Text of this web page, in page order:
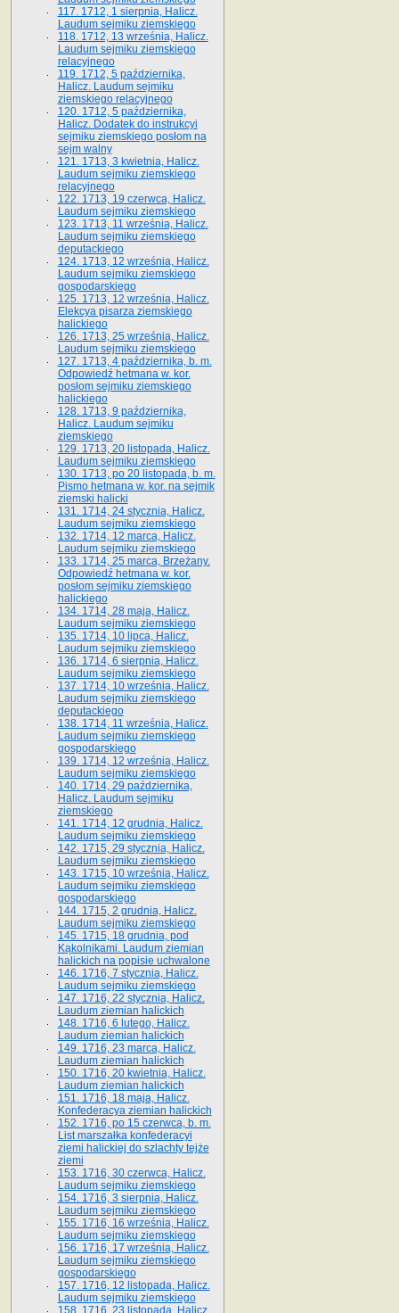
117. 1712, 1 sierpnia, Halicz.
Laudum sejmiku ziemskiego
118. 1712, 13 września, Halicz.
Laudum sejmiku ziemskiego
relacyjnego
119. 1712, 5 października,
Halicz. Laudum sejmiku
ziemskiego relacyjnego
120. 1712, 5 października,
Halicz. Dodatek do instrukcyi
sejmiku ziemskiego posłom na
sejm walny
121. 1713, 3 kwietnia, Halicz.
Laudum sejmiku ziemskiego
relacyjnego
122. 1713, 19 czerwca, Halicz.
Laudum sejmiku ziemskiego
123. 1713, 11 września, Halicz.
Laudum sejmiku ziemskiego
deputackiego
124. 1713, 12 września, Halicz.
Laudum sejmiku ziemskiego
gospodarskiego
125. 1713, 12 września, Halicz.
Elekcya pisarza ziemskiego
halickiego
126. 1713, 25 września, Halicz.
Laudum sejmiku ziemskiego
127. 1713, 4 października, b. m.
Odpowiedź hetmana w. kor.
posłom sejmiku ziemskiego
halickiego
128. 1713, 9 października,
Halicz. Laudum sejmiku
ziemskiego
129. 1713, 20 listopada, Halicz.
Laudum sejmiku ziemskiego
130. 1713, po 20 listopada, b. m.
Pismo hetmana w. kor. na sejmik
ziemski halicki
131. 1714, 24 stycznia, Halicz.
Laudum sejmiku ziemskiego
132. 1714, 12 marca, Halicz.
Laudum sejmiku ziemskiego
133. 1714, 25 marca, Brzeżany.
Odpowiedź hetmana w. kor.
posłom sejmiku ziemskiego
halickiego
134. 1714, 28 maja, Halicz.
Laudum sejmiku ziemskiego
135. 1714, 10 lipca, Halicz.
Laudum sejmiku ziemskiego
136. 1714, 6 sierpnia, Halicz.
Laudum sejmiku ziemskiego
137. 1714, 10 września, Halicz.
Laudum sejmiku ziemskiego
deputackiego
138. 1714, 11 września, Halicz.
Laudum sejmiku ziemskiego
gospodarskiego
139. 1714, 12 września, Halicz.
Laudum sejmiku ziemskiego
140. 1714, 29 października,
Halicz. Laudum sejmiku
ziemskiego
141. 1714, 12 grudnia, Halicz.
Laudum sejmiku ziemskiego
142. 1715, 29 stycznia, Halicz.
Laudum sejmiku ziemskiego
143. 1715, 10 września, Halicz.
Laudum sejmiku ziemskiego
gospodarskiego
144. 1715, 2 grudnia, Halicz.
Laudum sejmiku ziemskiego
145. 1715, 18 grudnia, pod
Kąkolnikami. Laudum ziemian
halickich na popisie uchwalone
146. 1716, 7 stycznia, Halicz.
Laudum sejmiku ziemskiego
147. 1716, 22 stycznia, Halicz.
Laudum ziemian halickich
148. 1716, 6 lutego, Halicz.
Laudum ziemian halickich
149. 1716, 23 marca, Halicz.
Laudum ziemian halickich
150. 1716, 20 kwietnia, Halicz.
Laudum ziemian halickich
151. 1716, 18 maja, Halicz.
Konfederacya ziemian halickich
152. 1716, po 15 czerwca, b. m.
List marszałka konfederacyi
ziemi halickiej do szlachty tejże
ziemi
153. 1716, 30 czerwca, Halicz.
Laudum sejmiku ziemskiego
154. 1716, 3 sierpnia, Halicz.
Laudum sejmiku ziemskiego
155. 1716, 16 września, Halicz.
Laudum sejmiku ziemskiego
156. 1716, 17 września, Halicz.
Laudum sejmiku ziemskiego
gospodarskiego
157. 1716, 12 listopada, Halicz.
Laudum sejmiku ziemskiego
158. 1716, 23 listopada, Halicz.